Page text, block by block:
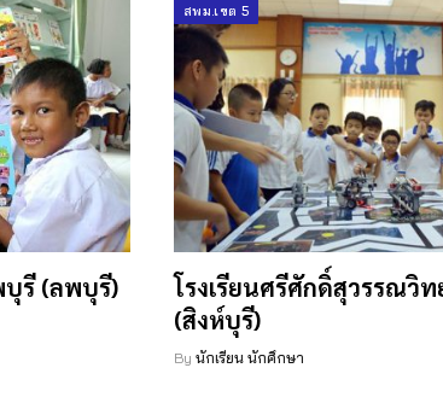
บุรี (ลพบุรี)
สพม.เขต 5
โรงเรียนศรีศักดิ์สุวรรณวิ
(สิงห์บุรี)
By นักเรียน นักศึกษา